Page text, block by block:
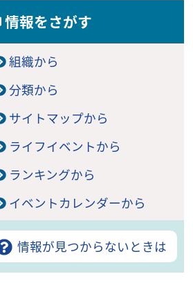
情報をさがす
組織から
分類から
サイトマップから
ライフイベントから
ランキングから
イベントカレンダーから
情報が見つからないときは